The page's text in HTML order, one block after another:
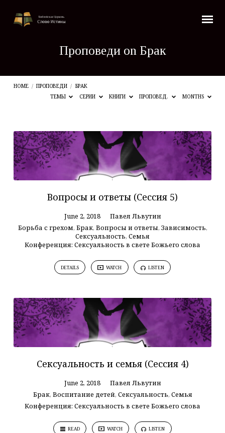
Проповеди on Брак
HOME / ПРОПОВЕДИ / БРАК
ТЕМЫ
СЕРИИ КНИГИ ПРОПОВЕД. MONTHS
Проповеди
on
Брак
Вопросы и ответы (Сессия 5)
June 2, 2018
Павел Львутин
Борьба с грехом, Брак, Вопросы и ответы, Зависимость,
Сексуальность, Семья
Конференция: Сексуальность в свете Божьего слова
DETAILS WATCH LISTEN
Сексуальность и семья (Сессия 4)
June 2, 2018
Павел Львутин
Брак, Воспитание детей, Сексуальность, Семья
Конференция: Сексуальность в свете Божьего слова
READ WATCH LISTEN